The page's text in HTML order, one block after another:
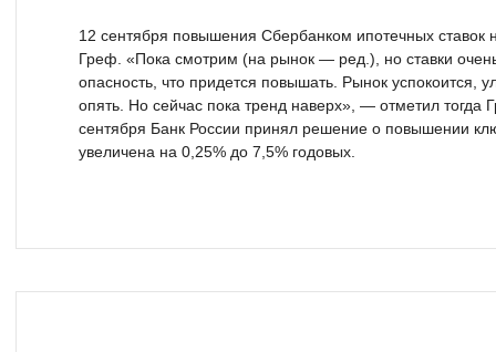
12 сентября повышения Сбербанком ипотечных ставок
Греф. «Пока смотрим (на рынок — ред.), но ставки
опасность, что придется повышать. Рынок успокоится,
опять. Но сейчас пока тренд наверх», — отметил
сентября Банк России принял решение о повышении
увеличена на 0,25% до 7,5% годовых.